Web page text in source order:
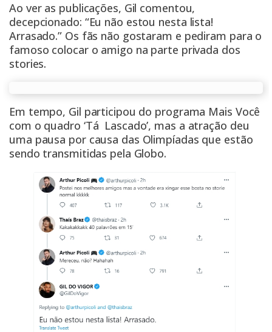
Ao ver as publicações, Gil comentou,
decepcionado: “Eu não estou nesta lista!
Arrasado.” Os fãs não gostaram e pediram para o
famoso colocar o amigo na parte privada dos
stories.
Em tempo, Gil participou do programa Mais Você
com o quadro ‘Tá Lascado’, mas a atração deu
uma pausa por causa das Olimpíadas que estão
sendo transmitidas pela Globo.